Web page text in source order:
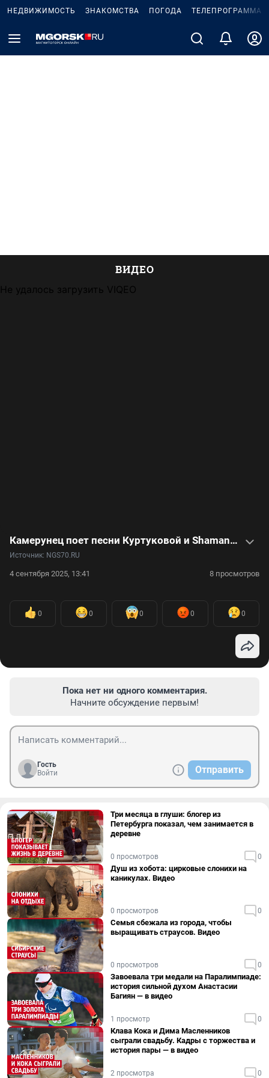
НЕДВИЖИМОСТЬ ЗНАКОМСТВА ПОГОДА ТЕЛЕПРОГРАММА
ВИДЕО
Не удалось загрузить VIQEO
Камерунец поет песни Куртуковой и Shamanа, чтобы выучить русский: видео
Источник: NGS70.RU
4 сентября 2025, 13:41 8 просмотров
0 0 0 0 0
Пока нет ни одного комментария.
Начните обсуждение первым!
Гость
Войти
Отправить
Три месяца в глуши: блогер из
Петербурга показал, чем занимается в
деревне
0 просмотров 0
Душ из хобота: цирковые слонихи на
каникулах. Видео
0 просмотров 0
Семья сбежала из города, чтобы
выращивать страусов. Видео
0 просмотров 0
Завоевала три медали на Паралимпиаде:
история сильной духом Анастасии
Багиян — в видео
1 просмотр 0
Клава Кока и Дима Масленников
сыграли свадьбу. Кадры с торжества и
история пары — в видео
2 просмотра 0